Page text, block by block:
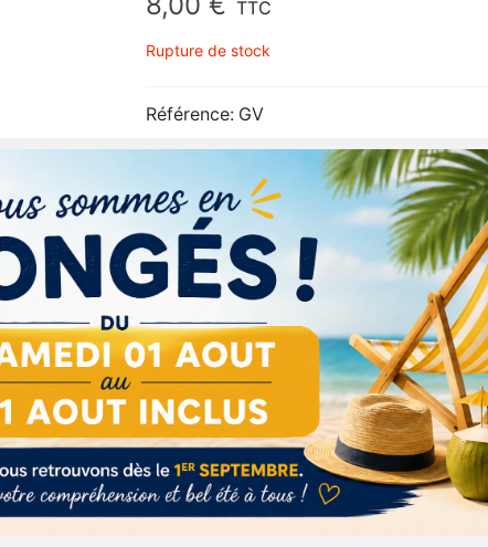
TTC
Rupture de stock
Référence: GV
Détails du produit Ingrédients
Madagascar.